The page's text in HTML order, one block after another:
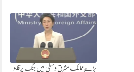
بڑے ممالک مشرق وسطی میں جنگ پر قابو